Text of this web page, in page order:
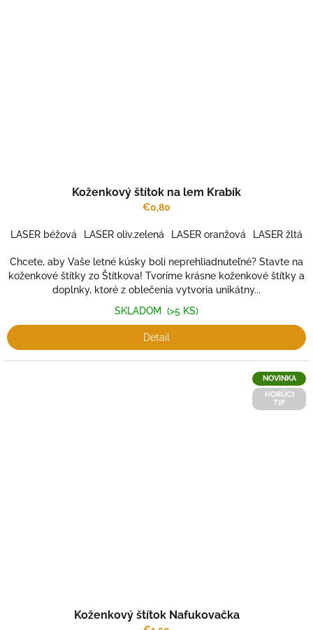
Koženkový štítok na lem Krabík
€0,80
LASER béžová LASER oliv.zelená LASER oranžová LASER žltá
Chcete, aby Vaše letné kúsky boli neprehliadnuteľné? Stavte na
koženkové štítky zo Štítkova! Tvoríme krásne koženkové štítky a
doplnky, ktoré z oblečenia vytvoria unikátny...
SKLADOM (>5 KS)
Detail
NOVINKA
HORÚCI
TIP
Koženkový štítok Nafukovačka